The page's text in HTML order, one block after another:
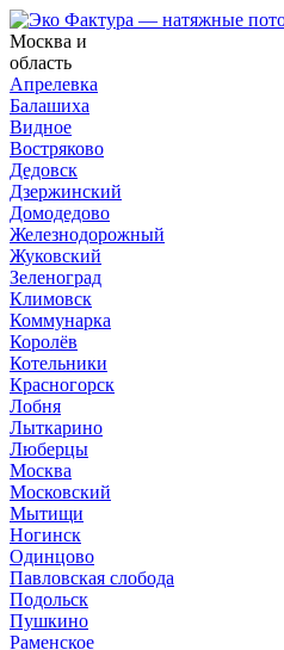
Москва и
область
Апрелевка
Балашиха
Видное
Востряково
Дедовск
Дзержинский
Домодедово
Железнодорожный
Жуковский
Зеленоград
Климовск
Коммунарка
Королёв
Котельники
Красногорск
Лобня
Лыткарино
Люберцы
Москва
Московский
Мытищи
Ногинск
Одинцово
Павловская слобода
Подольск
Пушкино
Раменское